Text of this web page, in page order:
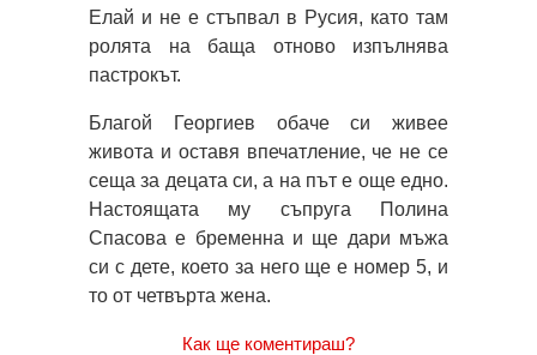
Елай и не е стъпвал в Русия, като там
ролята на баща отново изпълнява
пастрокът.
Благой Георгиев обаче си живее
живота и оставя впечатление, че не се
сеща за децата си, а на път е още едно.
Настоящата му съпруга Полина
Спасова е бременна и ще дари мъжа
си с дете, което за него ще е номер 5, и
то от четвърта жена.
Как ще коментираш?